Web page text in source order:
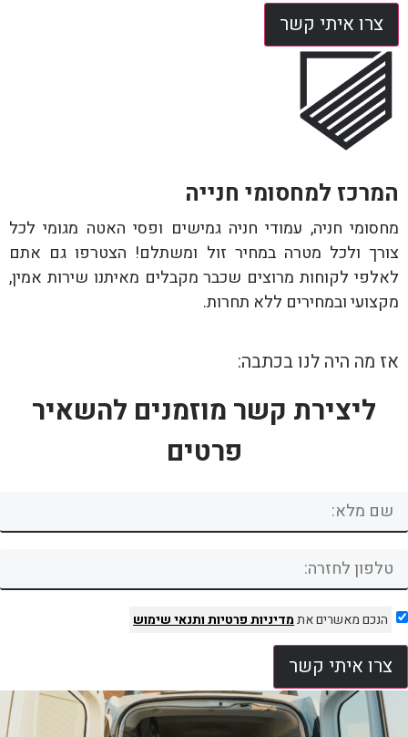
צרו איתי קשר
המרכז למחסומי חנייה
מחסומי חניה, עמודי חניה גמישים ופסי האטה מגומי לכל
צורך ולכל מטרה במחיר זול ומשתלם! הצטרפו גם אתם
לאלפי לקוחות מרוצים שכבר מקבלים מאיתנו שירות אמין,
מקצועי ובמחירים ללא תחרות.
אז מה היה לנו בכתבה:
ליצירת קשר מוזמנים להשאיר
פרטים
הנכם מאשרים אתמדיניות פרטיותותנאי שימוש
צרו איתי קשר